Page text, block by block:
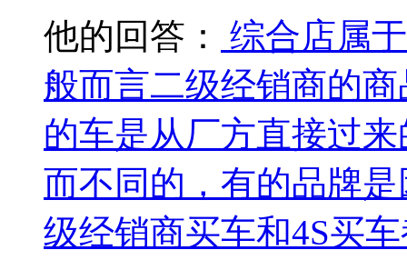
他的回答：
综合店属
般而言二级经销商的
的车是从厂方直接过
而不同的，有的品牌
级经销商买车和4S买